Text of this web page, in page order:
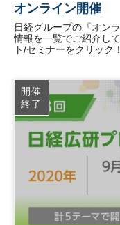
オンライン開催
日経グループの『オン
情報を一覧でご紹介し
ト/セミナーをクリック！
開催
終了